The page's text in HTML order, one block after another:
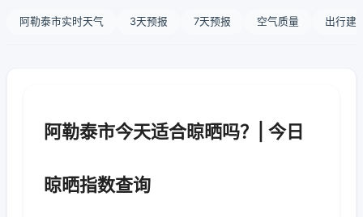
阿勒泰市实时天气 3天预报 7天预报 空气质量 出行建
阿勒泰市今天适合晾晒吗？| 今日
晾晒指数查询